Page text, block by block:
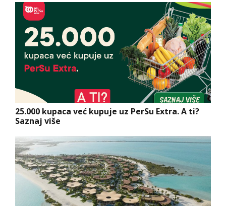
25.000 kupaca već kupuje uz PerSu Extra. A ti?
Saznaj više